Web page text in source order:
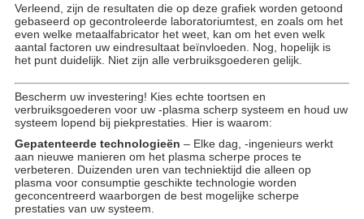
Verleend, zijn de resultaten die op deze grafiek worden getoond
gebaseerd op gecontroleerde laboratoriumtest, en zoals om het
even welke metaalfabricator het weet, kan om het even welk
aantal factoren uw eindresultaat beïnvloeden. Nog, hopelijk is
het punt duidelijk. Niet zijn alle verbruiksgoederen gelijk.
Bescherm uw investering! Kies echte toortsen en
verbruiksgoederen voor uw -plasma scherp systeem en houd uw
systeem lopend bij piekprestaties. Hier is waarom:
Gepatenteerde technologieën – Elke dag, -ingenieurs werkt
aan nieuwe manieren om het plasma scherpe proces te
verbeteren. Duizenden uren van techniektijd die alleen op
plasma voor consumptie geschikte technologie worden
geconcentreerd waarborgen de best mogelijke scherpe
prestaties van uw systeem.